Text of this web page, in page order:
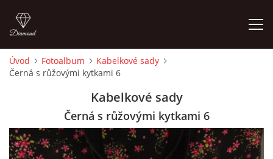
ÚVOD
CEDULKY
Úvod Fotoalbum
Kabelkové sady
Černá s růžovými kytkami 6
Kabelkové sady
Černá s růžovými kytkami 6